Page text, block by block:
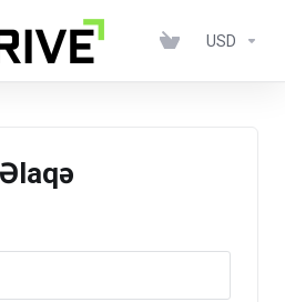
USD
Əlaqə